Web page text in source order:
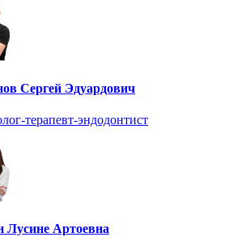
Сергей Эдуардович
терапевт-эндодонтист
Лусине Артоевна